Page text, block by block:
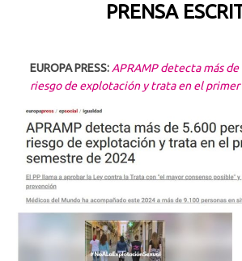
PRENSA
EUROPA PRESS: APRAMP detecta más
riesgo de explotación y trata en el